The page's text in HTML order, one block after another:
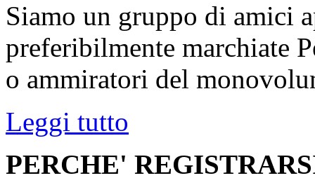
Siamo un gruppo di amici
preferibilmente marchiate
o ammiratori del
Leggi tutto
PERCHE'